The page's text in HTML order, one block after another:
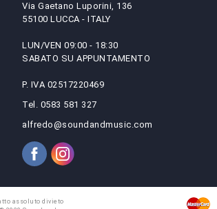
Via Gaetano Luporini, 136
55100 LUCCA - ITALY
LUN/VEN 09:00 - 18:30
SABATO SU APPUNTAMENTO
P. IVA 02517220469
Tel. 0583 581 327
alfredo@soundandmusic.com
assoluto divieto